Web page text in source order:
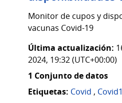
Monitor de cupos y
vacunas Covid-19
Última actualización:
2024, 19:32 (UTC+00:00)
1 Conjunto de datos
Etiquetas: Covid ,